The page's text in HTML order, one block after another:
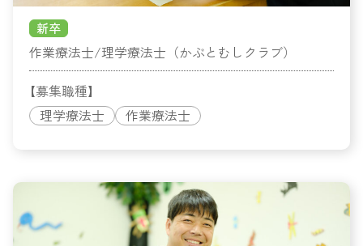
新卒
作業療法士/理学療法士（かぶとむしクラブ）
【募集職種】
理学療法士
作業療法士